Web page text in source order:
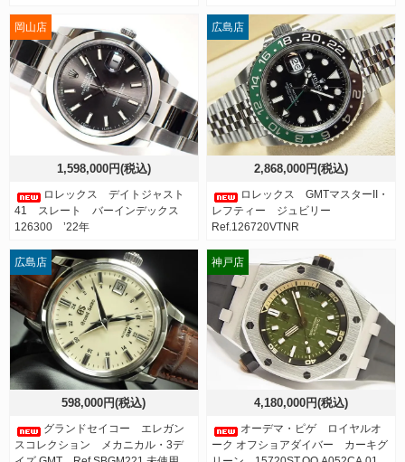
1,598,000円(税込)
ロレックス デイトジャスト
41 スレート バーインデックス
126300 ’22年
岡山店
2,868,000円(税込)
ロレックス GMTマスターII・
レフティー ジュビリー
Ref.126720VTNR
広島店
598,000円(税込)
グランドセイコー エレガン
スコレクション メカニカル・3デ
広島店
4,180,000円(税込)
オーデマ・ピゲ ロイヤルオ
ーク オフショアダイバー カーキグ
神戸店